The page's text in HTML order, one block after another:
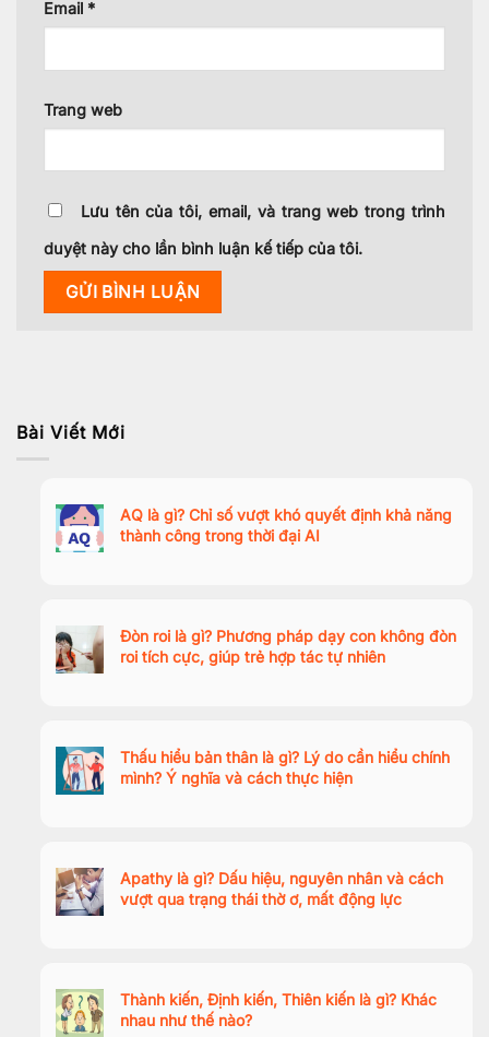
Email *
Trang web
Lưu tên của tôi, email, và trang web trong trình
duyệt này cho lần bình luận kế tiếp của tôi.
Bài Viết Mới
AQ là gì? Chỉ số vượt khó quyết định khả năng
thành công trong thời đại AI
Đòn roi là gì? Phương pháp dạy con không đòn
roi tích cực, giúp trẻ hợp tác tự nhiên
Thấu hiểu bản thân là gì? Lý do cần hiểu chính
mình? Ý nghĩa và cách thực hiện
Apathy là gì? Dấu hiệu, nguyên nhân và cách
vượt qua trạng thái thờ ơ, mất động lực
Thành kiến, Định kiến, Thiên kiến là gì? Khác
nhau như thế nào?